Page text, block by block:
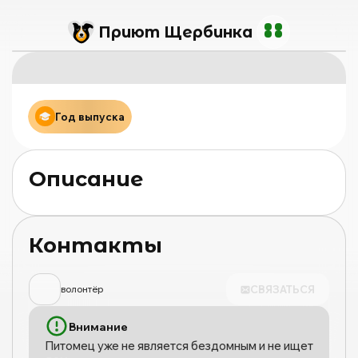
Приют Щербинка
Описание
Контакты
волонтёр СВЯЗАТЬСЯ
Внимание
Питомец уже не является бездомным и не ищет
Год выпуска